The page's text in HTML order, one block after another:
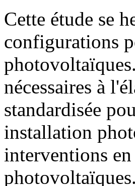
Cette étude se
configurations
nécessaires à
standardisée
installation
interventions
photovoltaïques.